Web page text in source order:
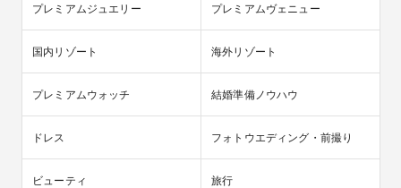
プレミアムジュエリー プレミアムヴェニュー
国内リゾート 海外リゾート
プレミアムウォッチ 結婚準備ノウハウ
ドレス フォトウエディング・前撮り
ビューティ 旅行